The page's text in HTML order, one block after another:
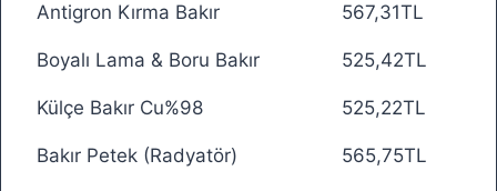
Antigron Kırma Bakır 567,31TL
Boyalı Lama & Boru Bakır 525,42TL
Külçe Bakır Cu%98 525,22TL
Bakır Petek (Radyatör) 565,75TL